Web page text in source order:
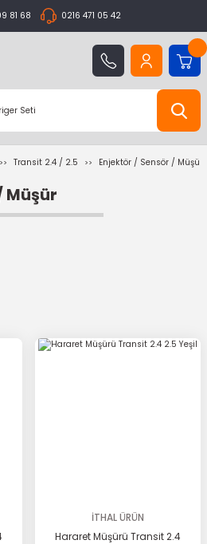
81 68 0216 471 05 42
Transit 2.4 / 2.5 Enjektör / Sensör / Müşür
Müşür
İTHAL ÜRÜN
Hararet Müşürü Transit 2.4